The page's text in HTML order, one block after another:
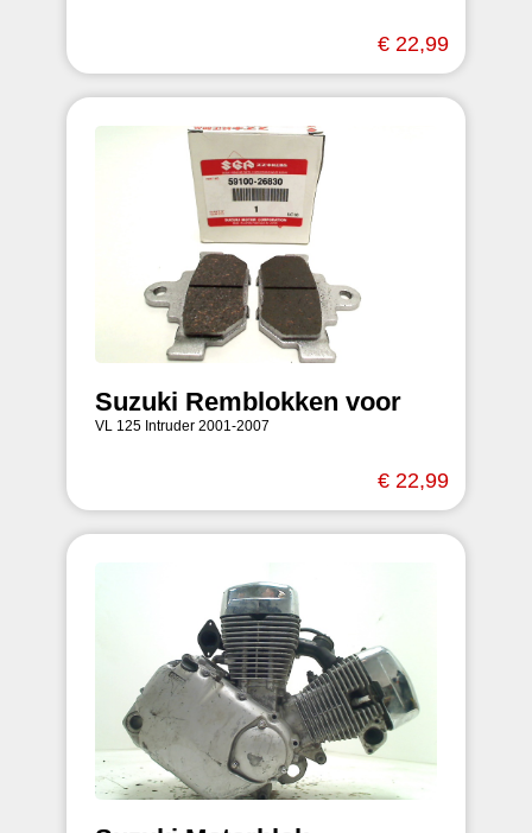
€ 22,99
Suzuki Remblokken voor
VL 125 Intruder 2001-2007
€ 22,99